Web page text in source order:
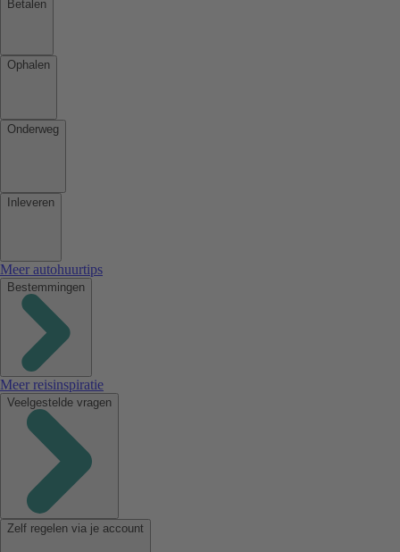
Betalen
Ophalen
Onderweg
Inleveren
Meer autohuurtips
Bestemmingen
Meer reisinspiratie
Veelgestelde vragen
Zelf regelen via je account